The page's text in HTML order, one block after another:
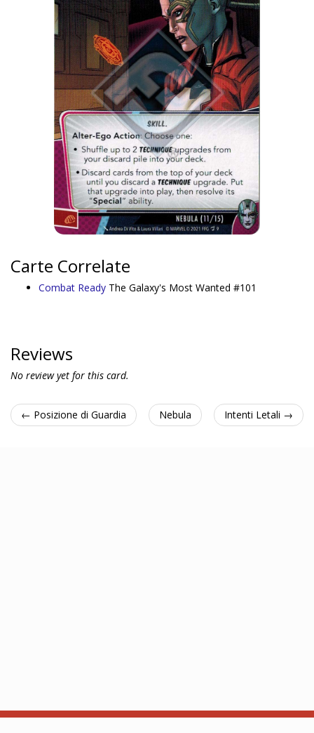
Carte Correlate
Combat Ready The Galaxy's Most Wanted #101
Reviews
No review yet for this card.
← Posizione di Guardia Nebula Intenti Letali →